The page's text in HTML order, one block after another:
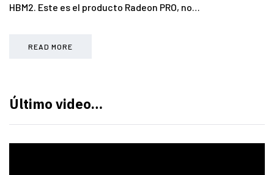
HBM2. Este es el producto Radeon PRO, no…
READ MORE
Último video…